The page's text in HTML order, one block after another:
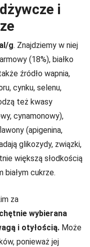
i
g. Znajdziemy w niej
(18%), białko
źródło wapnia,
cynku, selenu,
też kwasy
cynamonowy),
(apigenina,
glikozydy, związki,
większą słodkością
białym cukrze.
za
chętnie wybierana
i otyłością. Może
ponieważ jej